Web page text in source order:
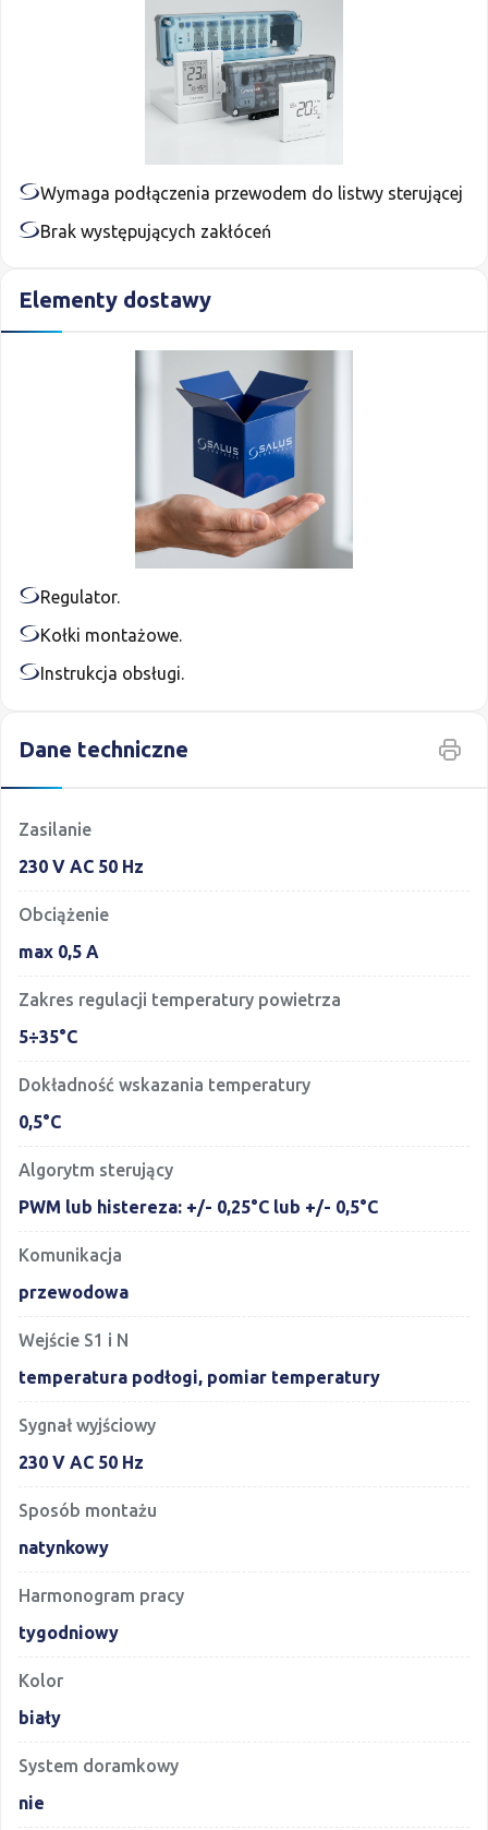
Wymaga podłączenia przewodem do listwy sterującej
Brak występujących zakłóceń
Elementy dostawy
Regulator.
Kołki montażowe.
Instrukcja obsługi.
Dane techniczne Drukuj
Dane techniczne
Zasilanie
230 V AC 50 Hz
Obciążenie
max 0,5 A
Zakres regulacji temperatury powietrza
5÷35°C
Dokładność wskazania temperatury
0,5°C
Algorytm sterujący
PWM lub histereza: +/- 0,25°C lub +/- 0,5°C
Komunikacja
przewodowa
Wejście S1 i N
temperatura podłogi, pomiar temperatury
Sygnał wyjściowy
230 V AC 50 Hz
Sposób montażu
natynkowy
Harmonogram pracy
tygodniowy
Kolor
biały
System doramkowy
nie